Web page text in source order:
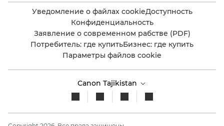
Уведомление о файлах cookieДоступность
Конфиденциальность
Заявление о современном рабстве (PDF)
Потребитель: где купитьБизнес: где купить
Параметры файлов cookie
Canon Tajikistan